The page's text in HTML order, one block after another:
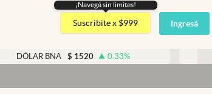
Argentina
España
USA
¡Navegá sin limites!
Suscribite x $999 Ingresá
BNA $ 1520 0.33%